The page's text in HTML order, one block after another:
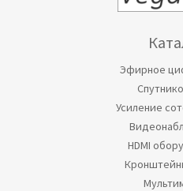
Эфирное
Усиление
HDMI